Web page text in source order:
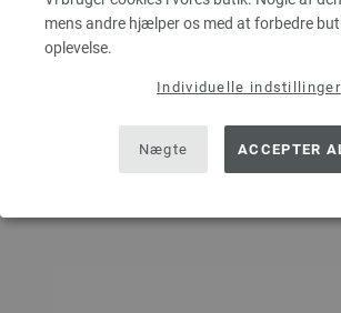
mens andre hjælper os med at forbedre
oplevelse.
Individuelle indstillinger
Nægte ACCEPTER
I INDKØBSKURVEN